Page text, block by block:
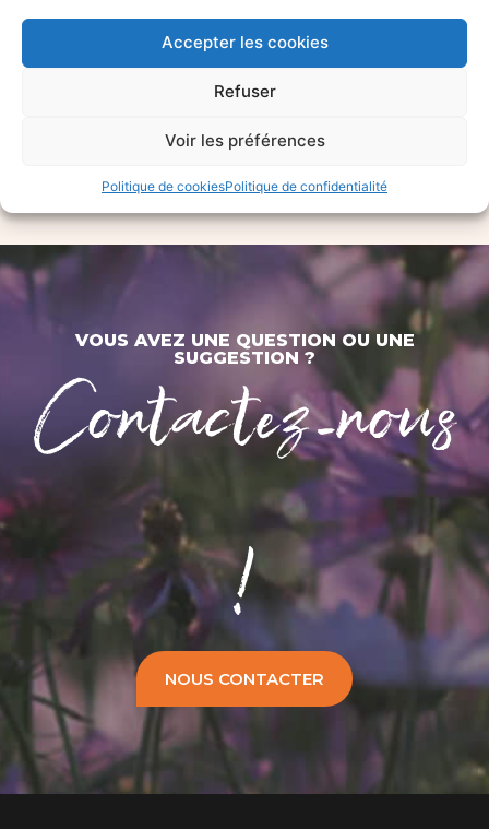
Accepter les cookies
Refuser
Voir les préférences
Politique de cookiesPolitique de confidentialité
VOUS AVEZ UNE QUESTION OU UNE
SUGGESTION ?
Contactez-nous
!
NOUS CONTACTER